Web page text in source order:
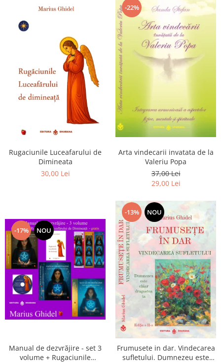
Rugaciunile Luceafarului de
Dimineata
30,00 Lei
-22%
Arta vindecarii invatata de la
Valeriu Popa
37,00 Lei
29,00 Lei
-17% NOU
Manual de dezvrăjire - set 3
volume + Rugaciunile
-13% NOU
Frumusete in dar. Vindecarea
sufletului. Dumnezeu este